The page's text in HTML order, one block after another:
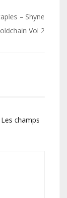
– Shyne
Vol 2
Les champs